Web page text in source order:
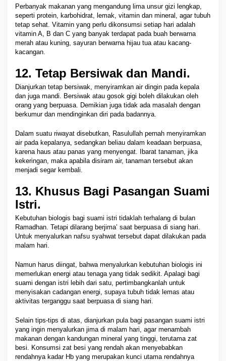
Perbanyak makanan yang mengandung lima unsur gizi lengkap,
seperti protein, karbohidrat, lemak, vitamin dan mineral, agar tubuh
tetap sehat. Vitamin yang perlu dikonsumsi setiap hari adalah
vitamin A, B dan C yang banyak terdapat pada buah berwarna
merah atau kuning, sayuran berwarna hijau tua atau kacang-
kacangan.
12. Tetap Bersiwak dan Mandi.
Dianjurkan tetap bersiwak, menyiramkan air dingin pada kepala
dan juga mandi. Bersiwak atau gosok gigi boleh dilakukan oleh
orang yang berpuasa. Demikian juga tidak ada masalah dengan
berkumur dan mendinginkan diri pada badannya.
Dalam suatu riwayat disebutkan, Rasulullah pernah menyiramkan
air pada kepalanya, sedangkan beliau dalam keadaan berpuasa,
karena haus atau panas yang menyengat. Ibarat tanaman, jika
kekeringan, maka apabila disiram air, tanaman tersebut akan
menjadi segar kembali.
13. Khusus Bagi Pasangan Suami
Istri.
Kebutuhan biologis bagi suami istri tidaklah terhalang di bulan
Ramadhan. Tetapi dilarang berjima’ saat berpuasa di siang hari.
Untuk menyalurkan nafsu syahwat tersebut dapat dilakukan pada
malam hari.
Namun harus diingat, bahwa menyalurkan kebutuhan biologis ini
memerlukan energi atau tenaga yang tidak sedikit. Apalagi bagi
suami dengan istri lebih dari satu, pertimbangkanlah untuk
menyisakan cadangan energi, supaya tubuh tidak lemas atau
aktivitas terganggu saat berpuasa di siang hari.
Selain tips-tips di atas, dianjurkan pula bagi pasangan suami istri
yang ingin menyalurkan jima di malam hari, agar menambah
makanan dengan kandungan mineral yang tinggi, terutama zat
besi. Konsumsi zat besi yang rendah akan menyebabkan
rendahnya kadar Hb yang merupakan kunci utama rendahnya